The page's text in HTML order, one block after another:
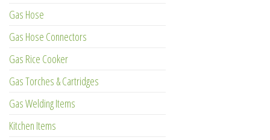
Gas Hose
Gas Hose Connectors
Gas Rice Cooker
Gas Torches & Cartridges
Gas Welding Items
Kitchen Items